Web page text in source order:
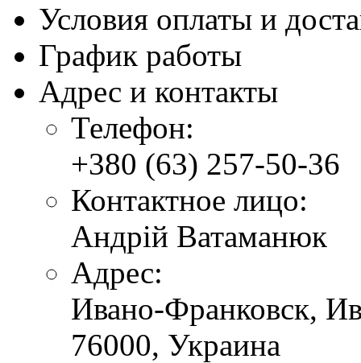
Условия оплаты и
График работы
Адрес и контакты
Телефон:
+380 (63) 257-50-36
Контактное лицо:
Андрій Ватаманюк
Адрес:
Ивано-Франковск,
76000, Украина